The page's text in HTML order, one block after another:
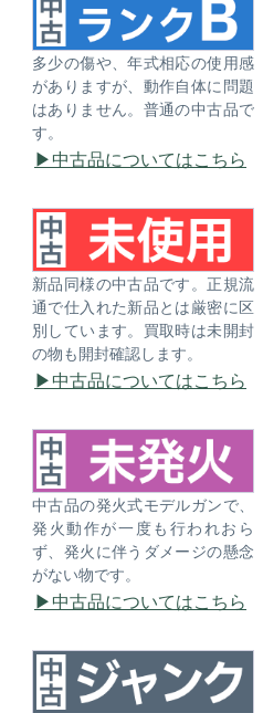
多少の傷や、年式相応の使用感
がありますが、動作自体に問題
はありません。普通の中古品で
す。
中古品についてはこちら
新品同様の中古品です。正規流
通で仕入れた新品とは厳密に区
別しています。買取時は未開封
の物も開封確認します。
中古品についてはこちら
中古品の発火式モデルガンで、
発火動作が一度も行われおら
ず、発火に伴うダメージの懸念
がない物です。
中古品についてはこちら